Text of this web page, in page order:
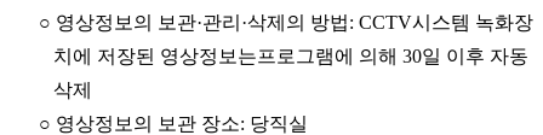
○ 영상정보의 보관·관리·삭제의 방법: CCTV시스템 녹화장
치에 저장된 영상정보는프로그램에 의해 30일 이후 자동
삭제
○ 영상정보의 보관 장소: 당직실